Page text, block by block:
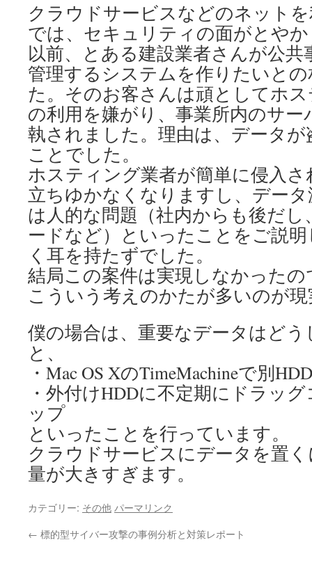
クラウドサービスなどのネット
では、セキュリティの面がとや
以前、とある建設業者さんが公
管理するシステムを作りたいと
た。そのお客さんは頑としてホ
の利用を嫌がり、事業所内のサ
執されました。理由は、データ
ことでした。
ホスティング業者が簡単に侵入
立ちゆかなくなりますし、デー
は人的な問題（社内からも後だ
ードなど）といったことをご説
く耳を持たずでした。
結局この案件は実現しなかった
こういう考えのかたが多いのが
僕の場合は、重要なデータはど
と、
・Mac OS XのTimeMachineで別
・外付けHDDに不定期にドラッ
ップ
といったことを行っています。
クラウドサービスにデータを置
量が大きすぎます。
カテゴリー: その他 パーマリンク
← 標的型サイバー攻撃の事例分析と対策レポート